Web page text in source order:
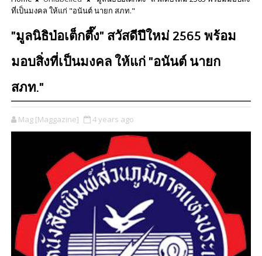
ที่เป็นมงคล ให้แก่ "อนันต์ นายก สภท."
"มูลนิธิป่อเต็กตึ๊ง" สวัสดีปีใหม่ 2565 พร้อม
มอบสิ่งที่เป็นมงคล ให้แก่ "อนันต์ นายก
สภท."
Mag [Maggazine] 4 years ago